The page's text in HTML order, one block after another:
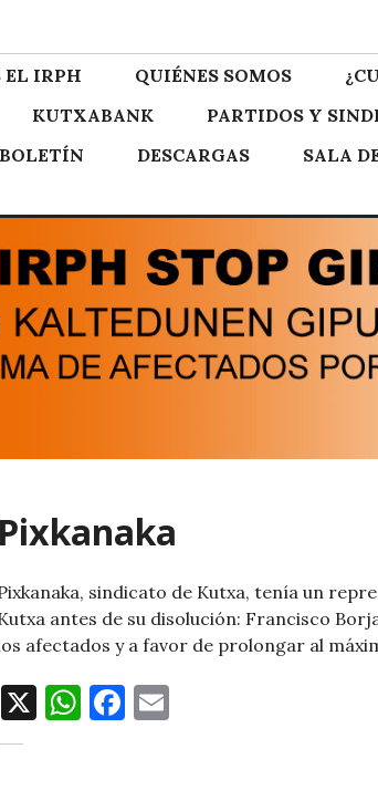
EL IRPH QUIÉNES SOMOS
KUTXABANK PARTIDOS Y
BOLETÍN DESCARGAS
SALA
Pixkanaka
sindicato de Kutxa, tenía un
antes de su disolución: Francisco
afectados y a favor de prolongar al
X W F